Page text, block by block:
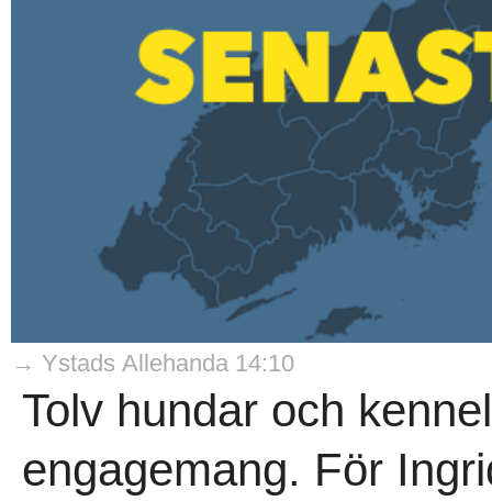
→ Ystads Allehanda 14:10
Tolv hundar och
engagemang. För